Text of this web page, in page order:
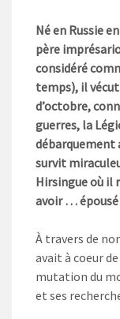
Né en Russie
père
considéré
temps), il
d’octobre,
guerres, la
débarquement
survit
Hirsingue où il
avoir …
À travers de
avait à coeur
mutation du
et ses